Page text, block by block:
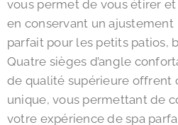
vous permet de vous étirer
en conservant un ajustement
parfait pour les petits patios,
Quatre sièges d’angle
de qualité supérieure offrent
unique, vous permettant de
votre expérience de spa